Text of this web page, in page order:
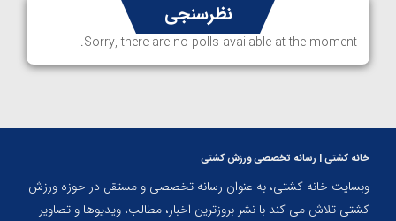
نظرسنجی
Sorry, there are no polls available at the moment.
خانه کشتی | رسانه تخصصی ورزش کشتی
وبسایت خانه کشتی، به عنوان رسانه تخصصی و مستقل در حوزه ورزش
کشتی تلاش می کند با نشر بروزترین اخبار، مطالب، ویدیوها و تصاویر